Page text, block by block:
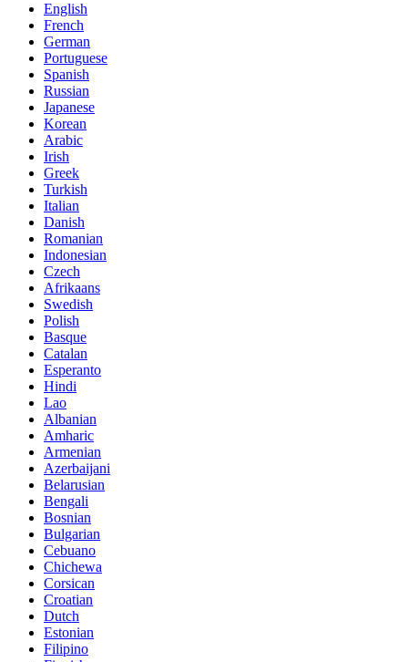
English
French
German
Portuguese
Spanish
Russian
Japanese
Korean
Arabic
Irish
Greek
Turkish
Italian
Danish
Romanian
Indonesian
Czech
Afrikaans
Swedish
Polish
Basque
Catalan
Esperanto
Hindi
Lao
Albanian
Amharic
Armenian
Azerbaijani
Belarusian
Bengali
Bosnian
Bulgarian
Cebuano
Chichewa
Corsican
Croatian
Dutch
Estonian
Filipino